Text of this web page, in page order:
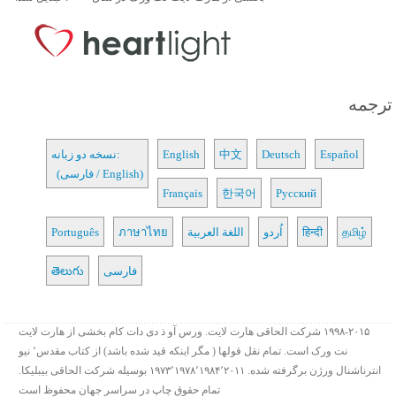
ترجمه
نسخه دو زبانه:
(فارسی / English)
English 中文 Deutsch Español
Français 한국어 Русский
Português ภาษาไทย اللغة العربية اُردو हिन्दी தமிழ்
తెలుగు فارسی
۱۹۹۸-۲۰۱۵ شرکت الحاقی هارت لایت. ورس آو ذ دی دات کام بخشی از هارت لایت
نت ورک است. تمام نقل قولها ( مگر اینکه قید شده باشد) از کتاب مقدس٬ نیو
انترناشنال ورژن برگرفته شده. ۱۹۷۳٬۱۹۷۸٬۱۹۸۴٬۲۰۱۱ بوسیله شرکت الحاقی بیبلیکا.
تمام حقوق چاپ در سراسر جهان محفوظ است